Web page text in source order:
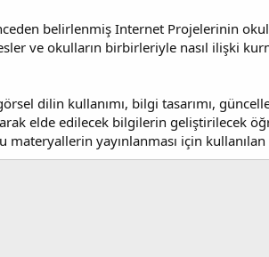
belirlenmiş Internet Projelerinin okul
ve okulların birbirleriyle nasıl ilişki
dilin kullanımı, bilgi tasarımı,
elde edilecek bilgilerin geliştirilecek
yayınlanması için kullanılan